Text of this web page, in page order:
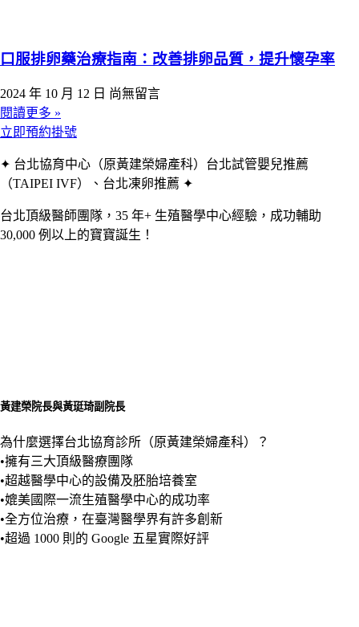
口服排卵藥治療指南：改善排卵品質，提升懷孕率
2024 年 10 月 12 日 尚無留言
閱讀更多 »
立即預約掛號
✦ 台北協育中心（原黃建榮婦產科）台北試管嬰兒推薦
（TAIPEI IVF）、台北凍卵推薦 ✦
台北頂級醫師團隊，35 年+ 生殖醫學中心經驗，成功輔助
30,000 例以上的寶寶誕生！
黃建榮院長與黃珽琦副院長
為什麼選擇台北協育診所（原黃建榮婦產科）？
•擁有三大頂級醫療團隊
•超越醫學中心的設備及胚胎培養室
•媲美國際一流生殖醫學中心的成功率
•全方位治療，在臺灣醫學界有許多創新
•超過 1000 則的 Google 五星實際好評